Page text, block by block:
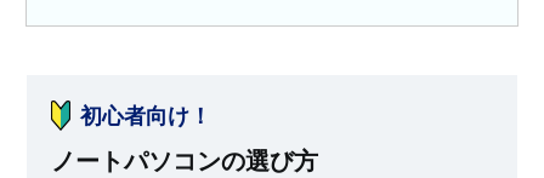
初心者向け！
ノートパソコンの選び方